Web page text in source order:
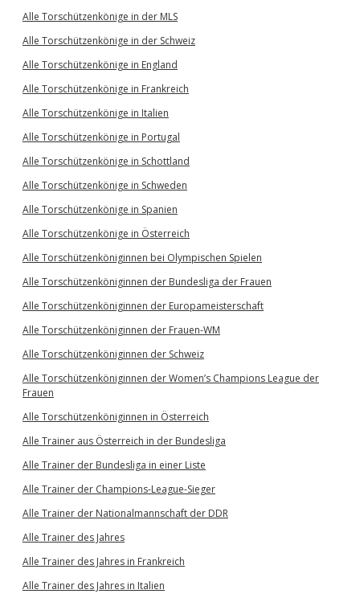
Alle Torschützenkönige in der MLS
Alle Torschützenkönige in der Schweiz
Alle Torschützenkönige in England
Alle Torschützenkönige in Frankreich
Alle Torschützenkönige in Italien
Alle Torschützenkönige in Portugal
Alle Torschützenkönige in Schottland
Alle Torschützenkönige in Schweden
Alle Torschützenkönige in Spanien
Alle Torschützenkönige in Österreich
Alle Torschützenköniginnen bei Olympischen Spielen
Alle Torschützenköniginnen der Bundesliga der Frauen
Alle Torschützenköniginnen der Europameisterschaft
Alle Torschützenköniginnen der Frauen-WM
Alle Torschützenköniginnen der Schweiz
Alle Torschützenköniginnen der Women’s Champions League der
Frauen
Alle Torschützenköniginnen in Österreich
Alle Trainer aus Österreich in der Bundesliga
Alle Trainer der Bundesliga in einer Liste
Alle Trainer der Champions-League-Sieger
Alle Trainer der Nationalmannschaft der DDR
Alle Trainer des Jahres
Alle Trainer des Jahres in Frankreich
Alle Trainer des Jahres in Italien